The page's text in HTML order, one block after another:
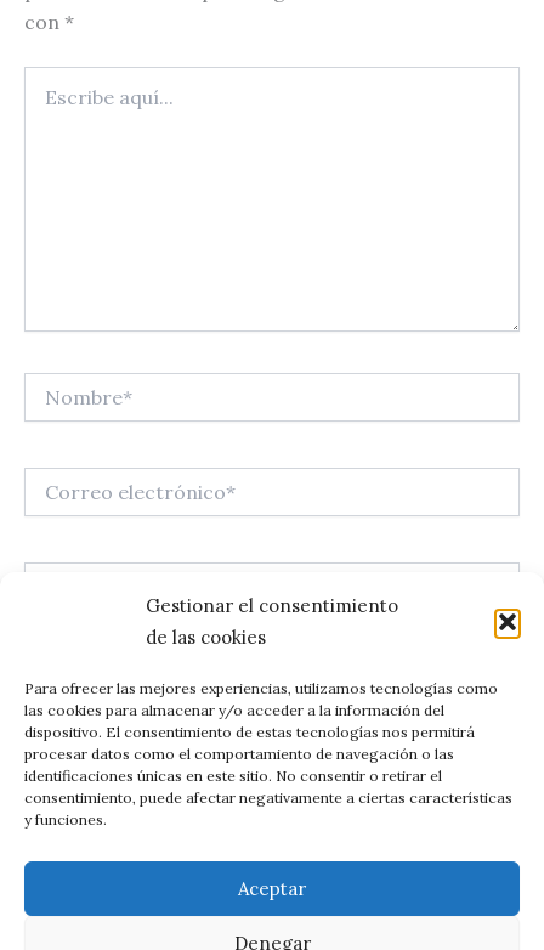
Gestionar el consentimiento
de las cookies
Para ofrecer las mejores experiencias, utilizamos tecnologías como
las cookies para almacenar y/o acceder a la información del
dispositivo. El consentimiento de estas tecnologías nos permitirá
procesar datos como el comportamiento de navegación o las
identificaciones únicas en este sitio. No consentir o retirar el
consentimiento, puede afectar negativamente a ciertas características
y funciones.
Aceptar
Denegar
con *
aquí...
electrónico*
Web
Guarda mi nombre, correo electrónico y web en este
navegador para la próxima vez que comente.